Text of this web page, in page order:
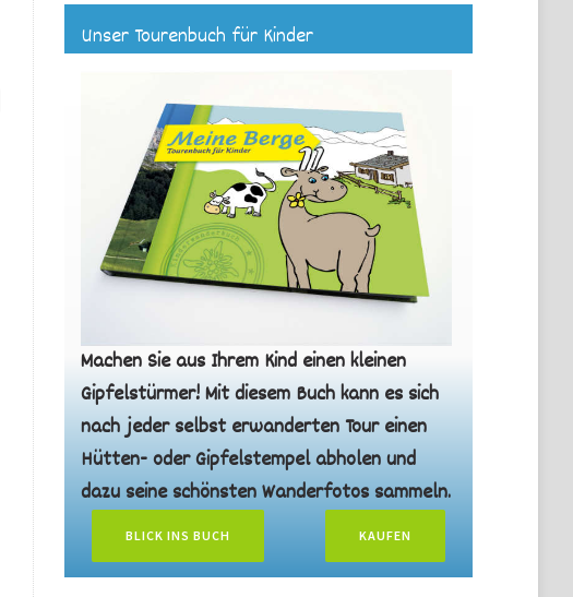
Unser Tourenbuch für Kinder
Machen Sie aus Ihrem Kind einen kleinen
Gipfelstürmer! Mit diesem Buch kann es sich
nach jeder selbst erwanderten Tour einen
Hütten- oder Gipfelstempel abholen und
dazu seine schönsten Wanderfotos sammeln.
BLICK INS BUCH KAUFEN